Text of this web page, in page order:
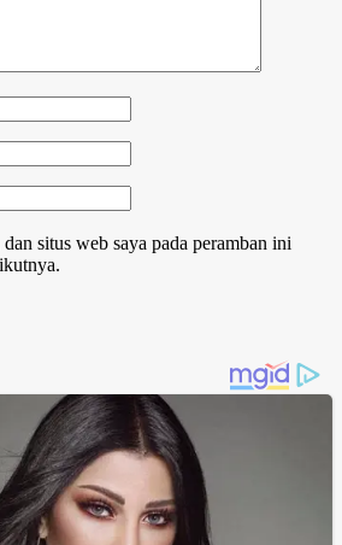
situs web saya pada peramban ini